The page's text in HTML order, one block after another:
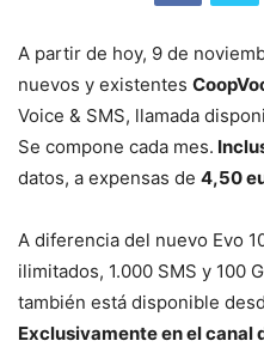
A partir de hoy, 9 de
nuevos y existentes
Voice & SMS, llamada
Se compone cada mes.
datos, a expensas de 4,50
A diferencia del nuevo Evo
ilimitados, 1.000 SMS y 100
también está disponible
Exclusivamente en el canal